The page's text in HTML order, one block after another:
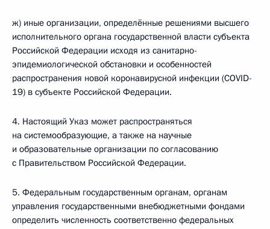
ж) иные организации, определённые решениями высшего
исполнительного органа государственной власти субъекта
Российской Федерации исходя из санитарно-
эпидемиологической обстановки и особенностей
распространения новой коронавирусной инфекции (COVID-
19) в субъекте Российской Федерации.
4. Настоящий Указ может распространяться
на системообразующие, а также на научные
и образовательные организации по согласованию
с Правительством Российской Федерации.
5. Федеральным государственным органам, органам
управления государственными внебюджетными фондами
определить численность соответственно федеральных